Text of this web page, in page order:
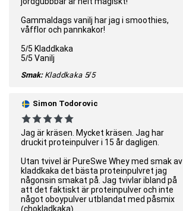
Gammaldags vanilj har jag i smoothies,
våfflor och pannkakor!
5/5 Kladdkaka
5/5 Vanilj
Smak: Kladdkaka 5/5
Simon Todorovic
Jag är kräsen. Mycket kräsen. Jag har
druckit proteinpulver i 15 år dagligen.
Utan tvivel är PureSwe Whey med smak av
kladdkaka det bästa proteinpulvret jag
någonsin smakat på. Jag tvivlar ibland på
att det faktiskt är proteinpulver och inte
något oboypulver utblandat med påsmix
(chokladkaka).